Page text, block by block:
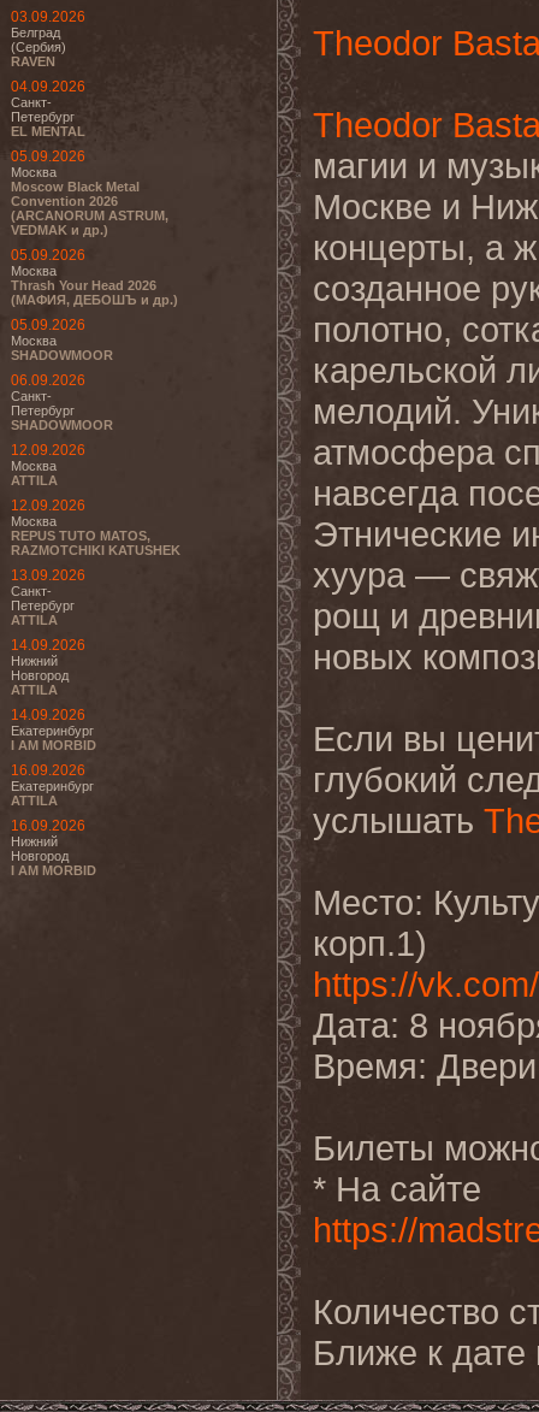
03.09.2026
Белград
(Сербия)
RAVEN
04.09.2026
Санкт-
Петербург
EL MENTAL
05.09.2026
Москва
Moscow Black Metal
Convention 2026
(ARCANORUM ASTRUM,
VEDMAK и др.)
05.09.2026
Москва
Thrash Your Head 2026
(МАФИЯ, ДЕБОШЪ и др.)
05.09.2026
Москва
SHADOWMOOR
06.09.2026
Санкт-
Петербург
SHADOWMOOR
12.09.2026
Москва
ATTILA
12.09.2026
Москва
REPUS TUTO MATOS,
RAZMOTCHIKI KATUSHEK
13.09.2026
Санкт-
Петербург
ATTILA
14.09.2026
Нижний
Новгород
ATTILA
14.09.2026
Екатеринбург
I AM MORBID
16.09.2026
Екатеринбург
ATTILA
16.09.2026
Нижний
Новгород
I AM MORBID
Theodor
Theodor
магии и
Москве и
концерты, а
созданное
полотно,
карельской
мелодий.
атмосфера
навсегда
Этнические
хуура —
рощ и
новых
Если вы
глубокий
услышать
Место:
корп.1)
https://
Дата: 8
Время:
Билеты
* На сайте
https://
Количество
Ближе к дате